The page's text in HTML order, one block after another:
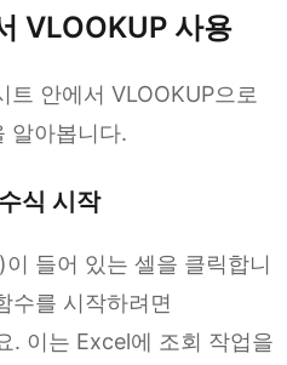
VLOOKUP 사용
안에서 VLOOKUP으로
알아봅니다.
식 시작
들어 있는 셀을 클릭합니
수를 시작하려면
. 이는 Excel에 조회 작업을